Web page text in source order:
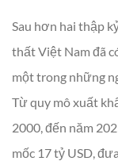
Sau hơn hai thập
thất Việt Nam đã
một trong những
Từ quy mô xuất
2000, đến năm
mốc 17 tỷ USD,